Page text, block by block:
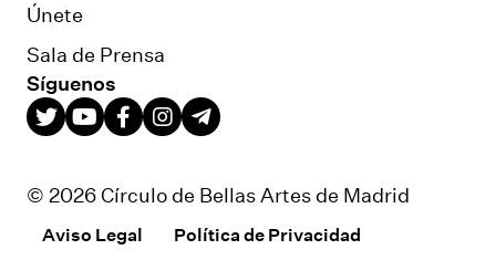
Únete
Sala de Prensa
Síguenos
© 2026 Círculo de Bellas Artes de Madrid
Aviso Legal Política de Privacidad